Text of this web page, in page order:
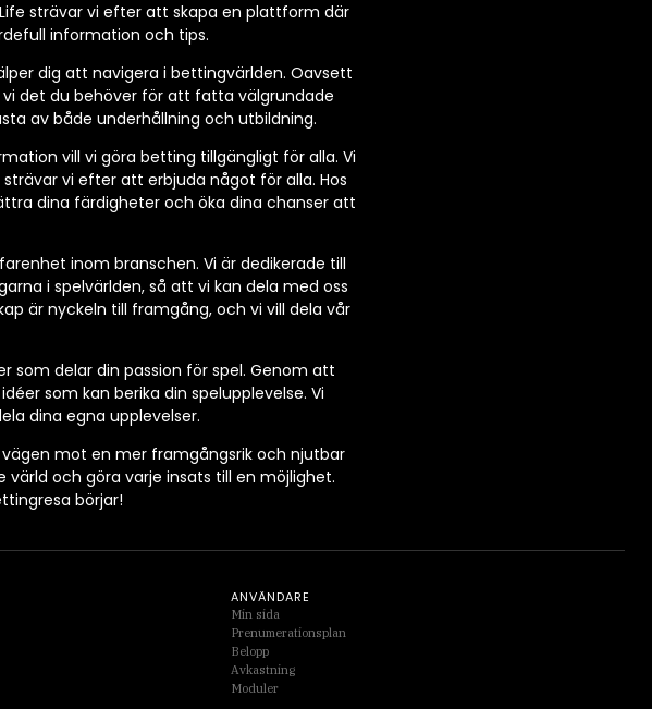
strävar vi efter att skapa en plattform där
information och tips.
dig att navigera i bettingvärlden. Oavsett
det du behöver för att fatta välgrundade
av både underhållning och utbildning.
vill vi göra betting tillgängligt för alla. Vi
vi efter att erbjuda något för alla. Hos
dina färdigheter och öka dina chanser att
inom branschen. Vi är dedikerade till
i spelvärlden, så att vi kan dela med oss
är nyckeln till framgång, och vi vill dela vår
som delar din passion för spel. Genom att
som kan berika din spelupplevelse. Vi
dina egna upplevelser.
mot en mer framgångsrik och njutbar
och göra varje insats till en möjlighet.
börjar!
ANVÄNDARE
Min sida
Prenumerationsplan
Belopp
Avkastning
Moduler